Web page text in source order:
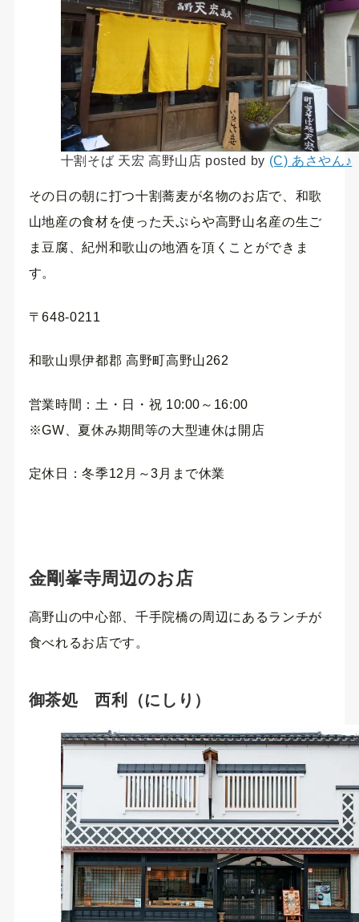
十割そば 天宏 高野山店 posted by (C) あさやん♪
その日の朝に打つ十割蕎麦が名物のお店で、和歌
山地産の食材を使った天ぷらや高野山名産の生ご
ま豆腐、紀州和歌山の地酒を頂くことができま
す。
〒648-0211
和歌山県伊都郡 高野町高野山262
営業時間：土・日・祝 10:00～16:00
※GW、夏休み期間等の大型連休は開店
定休日：冬季12月～3月まで休業
金剛峯寺周辺のお店
高野山の中心部、千手院橋の周辺にあるランチが
食べれるお店です。
御茶処 西利（にしり）